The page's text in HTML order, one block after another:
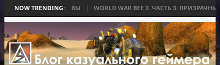
NOW TRENDING:
БЕЗ БИТВЫ WORLD WAR BEE 2. ЧАСТЬ 3: ПРИЗРАЧНЫЕ